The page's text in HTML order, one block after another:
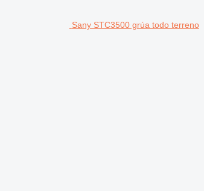
Sany STC3500 grúa todo terreno